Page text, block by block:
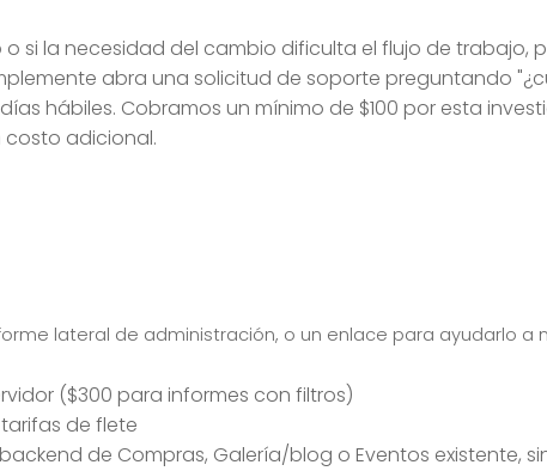
si la necesidad del cambio dificulta el flujo de
abra una solicitud de soporte preguntando
hábiles. Cobramos un mínimo de $100 por esta
costo adicional.
lateral de administración, o un enlace para ayudarlo
($300 para informes con filtros)
de flete
de Compras, Galería/blog o Eventos existente,